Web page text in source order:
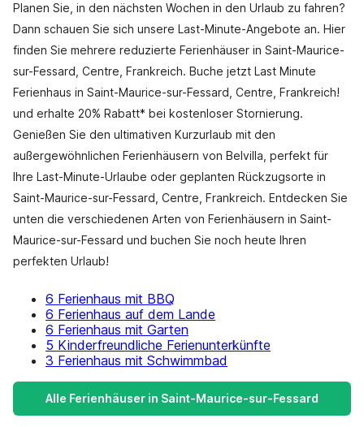
Planen Sie, in den nächsten Wochen in den Urlaub zu fahren?
Dann schauen Sie sich unsere Last-Minute-Angebote an. Hier
finden Sie mehrere reduzierte Ferienhäuser in Saint-Maurice-
sur-Fessard, Centre, Frankreich. Buche jetzt Last Minute
Ferienhaus in Saint-Maurice-sur-Fessard, Centre, Frankreich!
und erhalte 20% Rabatt* bei kostenloser Stornierung.
Genießen Sie den ultimativen Kurzurlaub mit den
außergewöhnlichen Ferienhäusern von Belvilla, perfekt für
Ihre Last-Minute-Urlaube oder geplanten Rückzugsorte in
Saint-Maurice-sur-Fessard, Centre, Frankreich. Entdecken Sie
unten die verschiedenen Arten von Ferienhäusern in Saint-
Maurice-sur-Fessard und buchen Sie noch heute Ihren
perfekten Urlaub!
6 Ferienhaus mit BBQ
6 Ferienhaus auf dem Lande
6 Ferienhaus mit Garten
5 Kinderfreundliche Ferienunterkünfte
3 Ferienhaus mit Schwimmbad
Alle Ferienhäuser in Saint-Maurice-sur-Fessard